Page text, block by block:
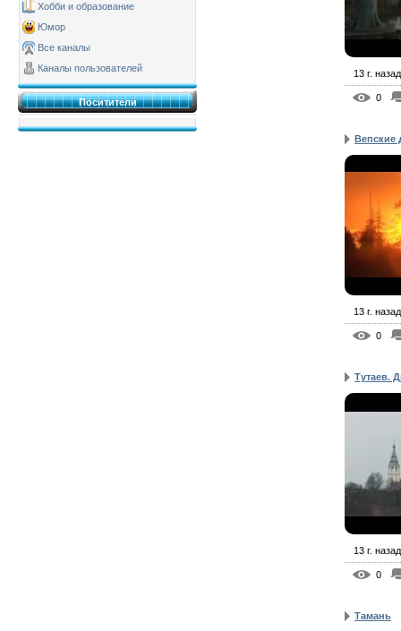
Хобби и образование
Юмор
Все каналы
Каналы пользователей
Поситители
13 г. назад
0
Вепские
13 г. назад
0
Тутаев.
13 г. назад
0
Тамань